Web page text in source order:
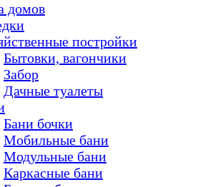
домов
постройки
Бытовки, вагончики
Забор
Дачные туалеты
Бани бочки
Мобильные бани
Модульные бани
Каркасные бани